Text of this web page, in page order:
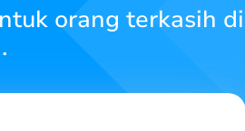
orang terkasih di